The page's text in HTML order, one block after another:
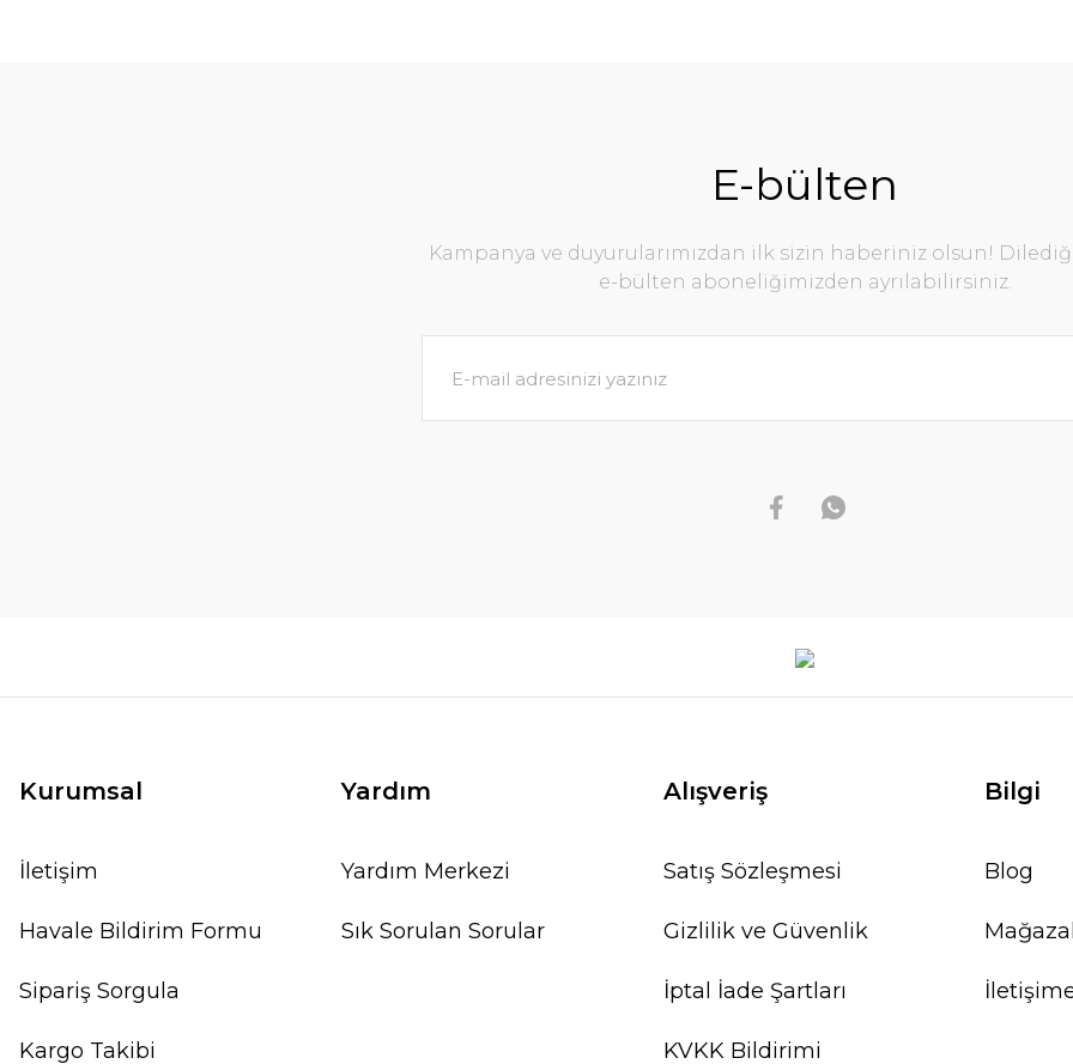
E-bülten
Kampanya ve duyurularımızdan ilk sizin haberiniz olsun!
e-bülten aboneliğimizden ayrılabilirsiniz.
Kurumsal
İletişim
Havale Bildirim Formu
Sipariş Sorgula
Kargo Takibi
Yardım
Yardım Merkezi
Sık Sorulan Sorular
Alışveriş
Satış Sözleşmesi
Gizlilik ve Güvenlik
İptal İade Şartları
KVKK Bildirimi
Bilgi
Blog